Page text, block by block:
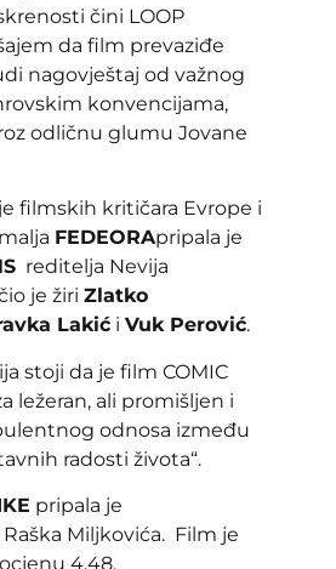
čini LOOP
da film prevaziđe
nagovještaj od važnog
konvencijama,
odličnu glumu Jovane
filmskih kritičara Evrope i
FEDEORApripala je
reditelja Nevija
je žiri Zlatko
Lakić i Vuk Perović.
stoji da je film COMIC
ležeran, ali promišljen i
odnosa između
radosti života“.
pripala je
Raška Miljkovića. Film je
4,48.